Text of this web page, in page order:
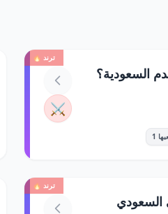
ترند 🔥
السعودية؟
1
⚔️
ترند 🔥
السعودي